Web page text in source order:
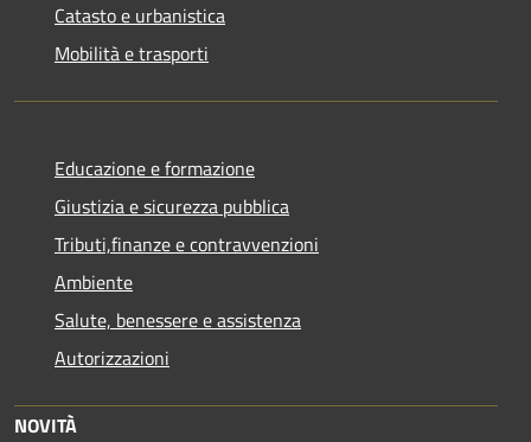
Catasto e urbanistica
Mobilità e trasporti
Educazione e formazione
Giustizia e sicurezza pubblica
Tributi,finanze e contravvenzioni
Ambiente
Salute, benessere e assistenza
Autorizzazioni
NOVITÀ